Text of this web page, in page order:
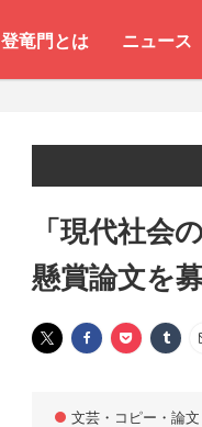
登竜門とは ニュース
「現代社会
懸賞論文を
文芸・コピー・論文